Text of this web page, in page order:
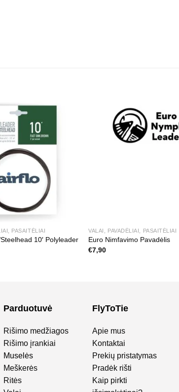
PASAITĖLIAI
10′ Polyleader
VALAI, PAVADĖLIAI, PASAITĖLIAI
Euro Nimfavimo Pavadėlis
€7,90
Parduotuvė
Rišimo medžiagos
Rišimo įrankiai
Muselės
Meškerės
Ritės
FlyToTie
Apie mus
Kontaktai
Prekių pristatymas
Pradėk rišti
Kaip pirkti